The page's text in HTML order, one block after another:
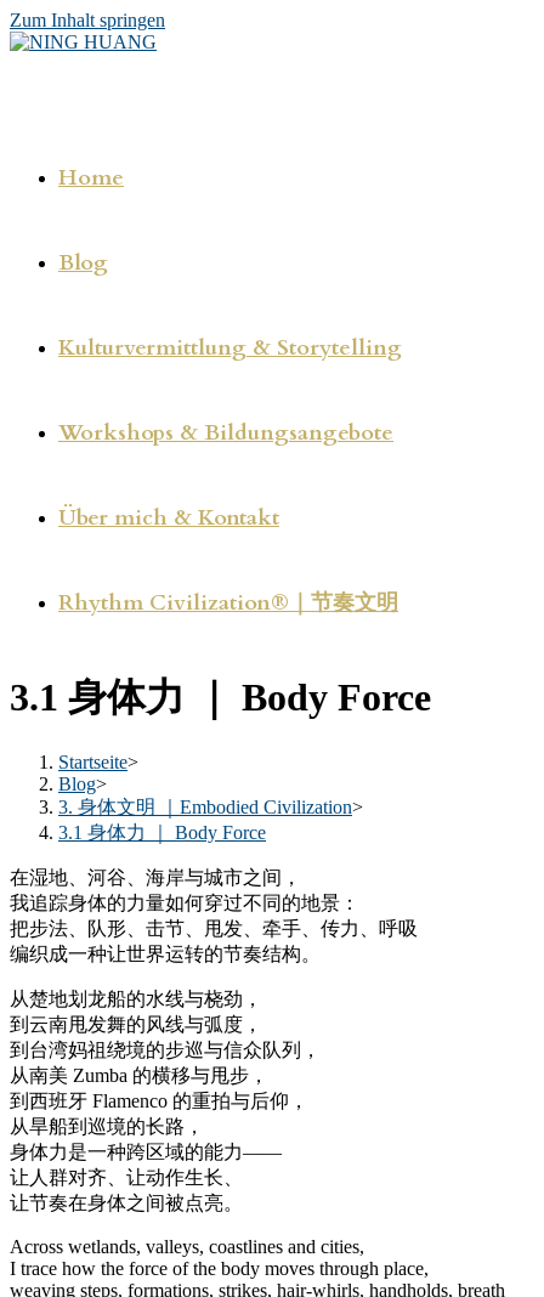
Zum Inhalt springen
Home
Blog
Kulturvermittlung & Storytelling
Workshops & Bildungsangebote
Über mich & Kontakt
Rhythm Civilization®｜节奏文明
3.1 身体力 ｜ Body Force
Startseite>
Blog>
3. 身体文明 ｜Embodied Civilization>
3.1 身体力 ｜ Body Force
在湿地、河谷、海岸与城市之间，
我追踪身体的力量如何穿过不同的地景：
把步法、队形、击节、甩发、牵手、传力、呼吸
编织成一种让世界运转的节奏结构。
从楚地划龙船的水线与桡劲，
到云南甩发舞的风线与弧度，
到台湾妈祖绕境的步巡与信众队列，
从南美 Zumba 的横移与甩步，
到西班牙 Flamenco 的重拍与后仰，
从旱船到巡境的长路，
身体力是一种跨区域的能力——
让人群对齐、让动作生长、
让节奏在身体之间被点亮。
Across wetlands, valleys, coastlines and cities,
I trace how the force of the body moves through place,
weaving steps, formations, strikes, hair-whirls, handholds, breath